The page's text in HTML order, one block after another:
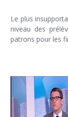
Le plus
niveau des
patrons pour les